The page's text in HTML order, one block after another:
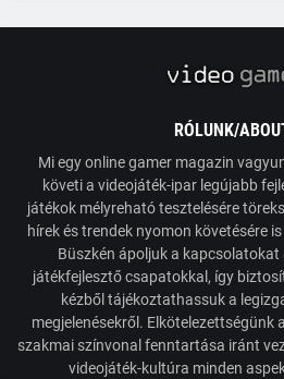
RÓLUNK/
Mi egy online gamer magazin
követi a videojáték-ipar legújabb
játékok mélyreható tesztelésére
hírek és trendek nyomon követésére
Büszkén ápoljuk a kapcsolatokat
játékfejlesztő csapatokkal, így
kézből tájékoztathassuk a
megjelenésekről. Elkötelezettségünk
szakmai színvonal fenntartása iránt
videojáték-kultúra minden